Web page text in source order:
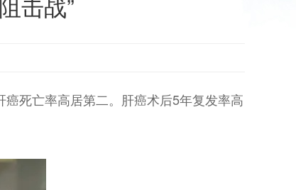
死亡率高居第二。肝癌术后5年复发率高